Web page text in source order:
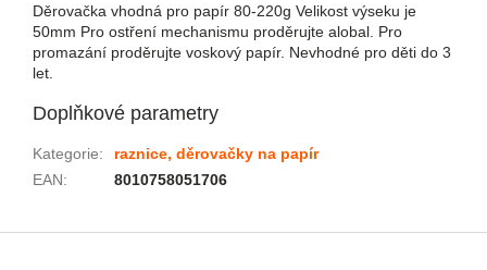
Děrovačka vhodná pro papír 80-220g Velikost výseku je
50mm Pro ostření mechanismu proděrujte alobal. Pro
promazání proděrujte voskový papír. Nevhodné pro děti do 3
let.
Doplňkové parametry
Kategorie:
raznice, děrovačky na papír
EAN: 8010758051706